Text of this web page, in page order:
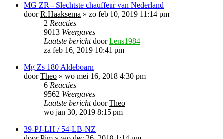
MG ZR - Slechtste chauffeur van Nederland
doorR.Haaksema » zo feb 10, 2019 11:14 pm
2 Reacties
9013 Weergaves
Laatste berichtdoorLens1984
za feb 16, 2019 10:41 pm
Mg Zs 180 Aldeboarn
doorTheo » wo mei 16, 2018 4:30 pm
6 Reacties
9562 Weergaves
Laatste berichtdoorTheo
wo jan 30, 2019 8:15 pm
39-PJ-LH / 54-LB-NZ